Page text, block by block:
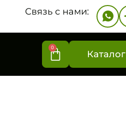
Связь с нами:
0
Каталог